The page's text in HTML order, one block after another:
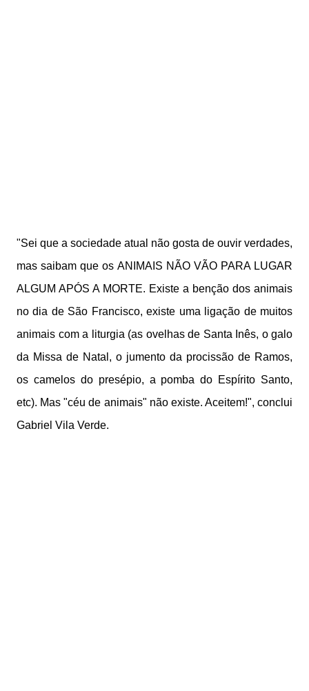
"Sei que a sociedade atual não gosta de ouvir verdades,
mas saibam que os ANIMAIS NÃO VÃO PARA LUGAR
ALGUM APÓS A MORTE. Existe a benção dos animais
no dia de São Francisco, existe uma ligação de muitos
animais com a liturgia (as ovelhas de Santa Inês, o galo
da Missa de Natal, o jumento da procissão de Ramos,
os camelos do presépio, a pomba do Espírito Santo,
etc). Mas "céu de animais" não existe. Aceitem!", conclui
Gabriel Vila Verde.